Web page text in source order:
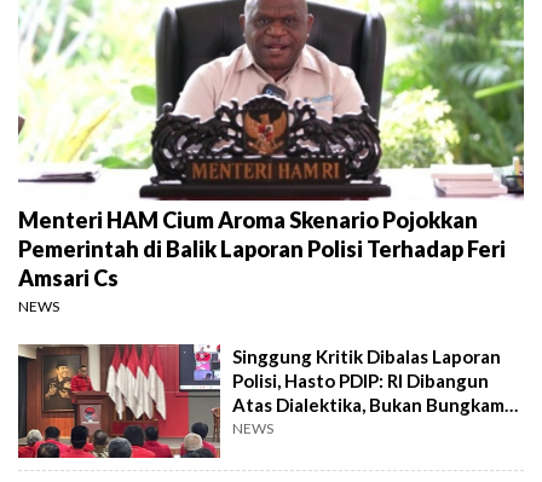
Menteri HAM Cium Aroma Skenario Pojokkan
Pemerintah di Balik Laporan Polisi Terhadap Feri
Amsari Cs
NEWS
Singgung Kritik Dibalas Laporan
Polisi, Hasto PDIP: RI Dibangun
Atas Dialektika, Bukan Bungkam
Suara
NEWS